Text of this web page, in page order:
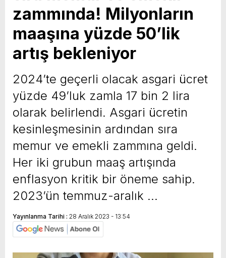
yeni özellikler belli oldu
zammında! Milyonların
maaşına yüzde 50’lik
artış bekleniyor
2024’te geçerli olacak asgari ücret
yüzde 49’luk zamla 17 bin 2 lira
olarak belirlendi. Asgari ücretin
kesinleşmesinin ardından sıra
memur ve emekli zammına geldi.
Her iki grubun maaş artışında
enflasyon kritik bir öneme sahip.
2023’ün temmuz-aralık …
Yayınlanma Tarihi : 28 Aralık 2023 - 13:54